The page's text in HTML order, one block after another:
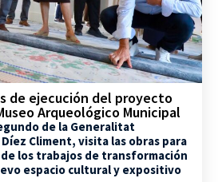
de ejecución del proyecto
Arqueológico Municipal
de la Generalitat
Climent, visita las obras para
los trabajos de transformación
espacio cultural y expositivo